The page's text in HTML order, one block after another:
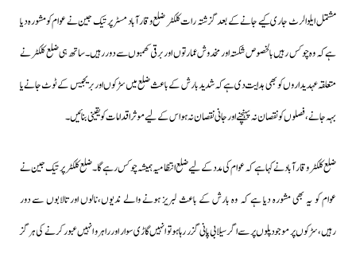
مشتمل ایلو الرٹ جاری کیے جانے کے بعد گزشتہ رات کلکٹر ضلع وقارآباد مسٹر پرتیک جین نے عوام کومشورہ دیا
ہے کہ وہ چوکس رہیں بالخصوص شکستہ اور مخدوش عمارتوں اور برقی کھمبوں سے دور رہیں۔ساتھ ہی ضلع کلکٹر نے
متعلقہ عہدیداروں کو بھی ہدایت دی ہے کہ شدید بارش کے باعث ضلع میں سڑکوں اور بریجیس کے ٹوٹ جانے یا
بہہ جانے، فصلوں کو نقصان نہ پہنچنے اور جانی نقصان نہ ہو اس کے لیے موثر اقدامات کو یقینی بنائیں۔
ضلع کلکٹر وقارآباد نے کہاہے کہ عوام کی مدد کےلیے ضلع انتظامیہ ہمیشہ چوکس رہے گا۔ضلع کلکٹر پرتیک جین نے
عوام کو یہ بھی مشورہ دیا ہے کہ وہ بارش کے باعث لبریز ہونے والے ندیوں،نالوں اور تالابوں سے دور
رہیں،سڑکوں پر موجود پلوں پر سے اگر سیلابی پانی گزر رہا ہو تو انہیں گاڑی سوار اور راہرو انہیں عبور کرنے کی ہرگز